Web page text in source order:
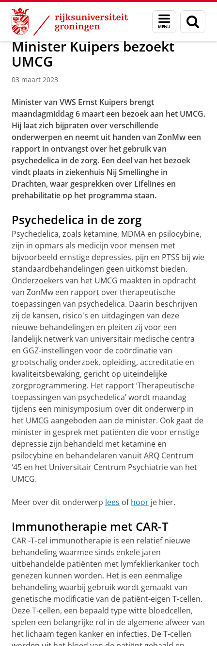
Skip
Content
Skip
Navigation
Menu
en
zoeken
Over ons Actueel Nieuws Nieuwsberichten
Minister Kuipers bezoekt
UMCG
03 maart 2023
Minister van VWS Ernst Kuipers brengt
maandagmiddag 6 maart een bezoek aan het UMCG.
Hij laat zich bijpraten over verschillende
onderwerpen en neemt uit handen van ZonMw een
rapport in ontvangst over het gebruik van
psychedelica in de zorg. Een deel van het bezoek
vindt plaats in ziekenhuis Nij Smellinghe in
Drachten, waar gesprekken over Lifelines en
prehabilitatie op het programma staan.
Psychedelica in de zorg
Psychedelica, zoals ketamine, MDMA en psilocybine,
zijn in opmars als medicijn voor mensen met
bijvoorbeeld ernstige depressies, pijn en PTSS bij wie
standaardbehandelingen geen uitkomst bieden.
Onderzoekers van het UMCG maakten in opdracht
van ZonMw een rapport over therapeutische
toepassingen van psychedelica. Daarin beschrijven
zij de kansen, risico's en uitdagingen van deze
nieuwe behandelingen en pleiten zij voor een
landelijk netwerk van universitair medische centra
en GGZ-instellingen voor de coördinatie van
grootschalig onderzoek, opleiding, accreditatie en
kwaliteitsbewaking, gericht op uiteindelijke
zorgprogrammering. Het rapport ‘Therapeutische
toepassingen van psychedelica’ wordt maandag
tijdens een minisymposium over dit onderwerp in
het UMCG aangeboden aan de minister. Ook gaat de
minister in gesprek met patiënten die voor ernstige
depressie zijn behandeld met ketamine en
psilocybine en behandelaren vanuit ARQ Centrum
‘45 en het Universitair Centrum Psychiatrie van het
UMCG.
Meer over dit onderwerp lees ofhoor je hier.
Immunotherapie met CAR-T
CAR -T-cel immunotherapie is een relatief nieuwe
behandeling waarmee sinds enkele jaren
uitbehandelde patiënten met lymfeklierkanker toch
genezen kunnen worden. Het is een eenmalige
behandeling waarbij gebruik wordt gemaakt van
genetische modificatie van de patiënt-eigen T-cellen.
Deze T-cellen, een bepaald type witte bloedcellen,
spelen een belangrijke rol in de algemene afweer van
het lichaam tegen kanker en infecties. De T-cellen